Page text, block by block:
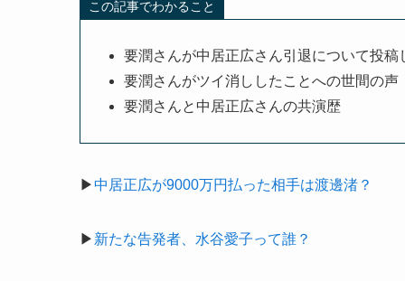
この記事でわかること
要潤さんが中居正広さん引退について投稿
要潤さんがツイ消ししたことへの世間の声
要潤さんと中居正広さんの共演歴
▶中居正広が9000万円払った相手は渡邊渚？
▶ 新たな告発者、水谷愛子って誰？